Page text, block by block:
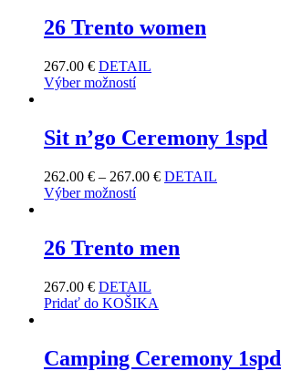
26 Trento women
267.00 € DETAIL
Výber možností
Sit n’go Ceremony 1spd
262.00 € – 267.00 € DETAIL
Výber možností
26 Trento men
267.00 € DETAIL
Pridať do KOŠIKA
Camping Ceremony 1spd